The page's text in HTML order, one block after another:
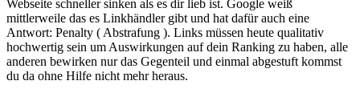
Webseite schneller sinken als es dir lieb ist. Google weiß
mittlerweile das es Linkhändler gibt und hat dafür auch eine
Antwort: Penalty ( Abstrafung ). Links müssen heute qualitativ
hochwertig sein um Auswirkungen auf dein Ranking zu haben, alle
anderen bewirken nur das Gegenteil und einmal abgestuft kommst
du da ohne Hilfe nicht mehr heraus.